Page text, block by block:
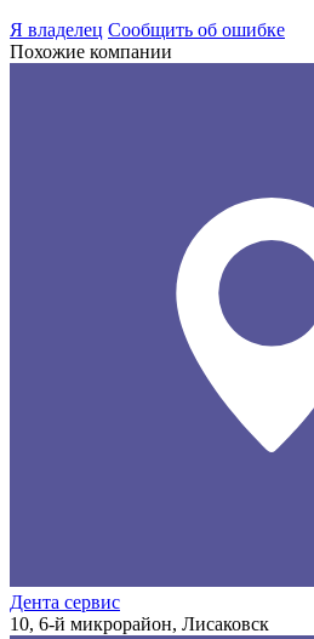
Я владелец Сообщить об ошибке
Похожие компании
Дента сервис
10, 6-й микрорайон, Лисаковск